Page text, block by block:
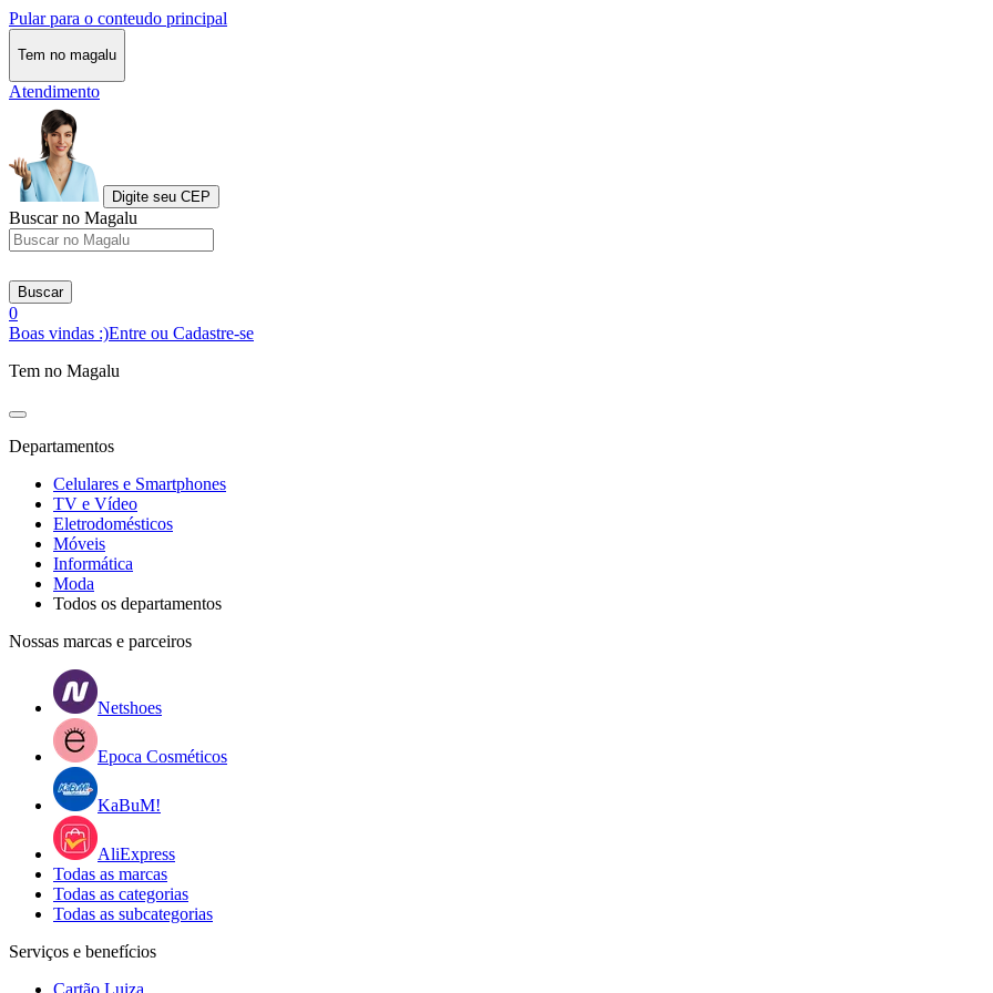
Pular para o conteudo principal
Tem no magalu
Atendimento
Digite seu CEP
Buscar no Magalu
Buscar
0
Boas vindas :)Entre ou Cadastre-se
Tem no Magalu
Departamentos
Celulares e Smartphones
TV e Vídeo
Eletrodomésticos
Móveis
Informática
Moda
Todos os departamentos
Nossas marcas e parceiros
Netshoes
Epoca Cosméticos
KaBuM!
AliExpress
Todas as marcas
Todas as categorias
Todas as subcategorias
Serviços e benefícios
Cartão Luiza